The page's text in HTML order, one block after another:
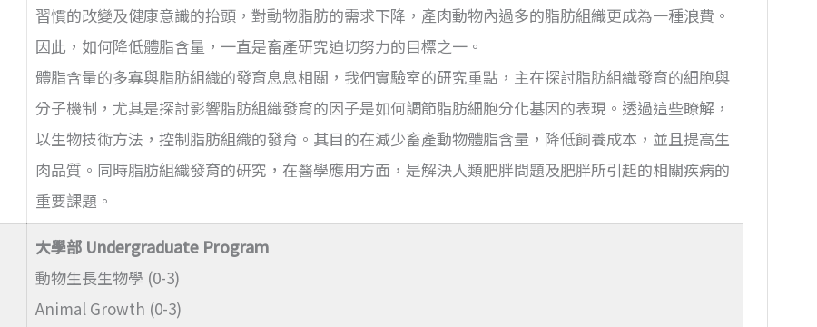
習慣的改變及健康意識的抬頭，對動物脂肪的需求下降，產肉動物內過多的脂肪組織更成為一種浪費。
因此，如何降低體脂含量，一直是畜產研究迫切努力的目標之一。
體脂含量的多寡與脂肪組織的發育息息相關，我們實驗室的研究重點，主在探討脂肪組織發育的細胞與
分子機制，尤其是探討影響脂肪組織發育的因子是如何調節脂肪細胞分化基因的表現。透過這些瞭解，
以生物技術方法，控制脂肪組織的發育。其目的在減少畜產動物體脂含量，降低飼養成本，並且提高生
肉品質。同時脂肪組織發育的研究，在醫學應用方面，是解決人類肥胖問題及肥胖所引起的相關疾病的
重要課題。
大學部 Undergraduate Program
動物生長生物學 (0-3)
Animal Growth (0-3)